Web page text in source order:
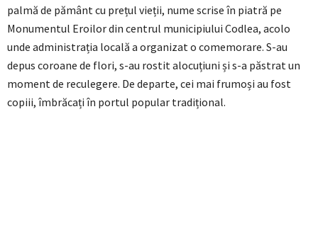
palmă de pământ cu prețul vieții, nume scrise în piatră pe
Monumentul Eroilor din centrul municipiului Codlea, acolo
unde administrația locală a organizat o comemorare. S-au
depus coroane de flori, s-au rostit alocuțiuni și s-a păstrat un
moment de reculegere. De departe, cei mai frumoși au fost
copiii, îmbrăcați în portul popular tradițional.